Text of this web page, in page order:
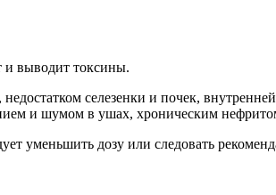
и выводит токсины.
селезенки и почек,
и шумом в ушах, хроническим
уменьшить дозу или следовать